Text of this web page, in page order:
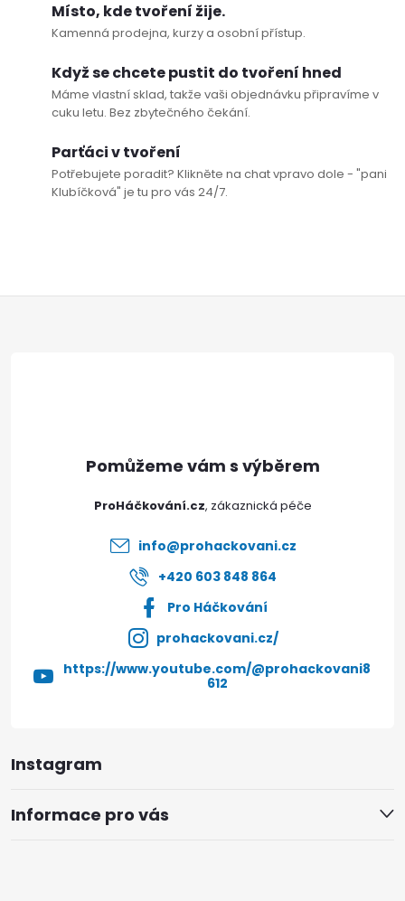
Místo, kde tvoření žije.
Kamenná prodejna, kurzy a osobní přístup.
Když se chcete pustit do tvoření hned
Máme vlastní sklad, takže vaši objednávku připravíme v
cuku letu. Bez zbytečného čekání.
Parťáci v tvoření
Potřebujete poradit? Klikněte na chat vpravo dole - "pani
Klubíčková" je tu pro vás 24/7.
Instagram
Informace pro vás
ProHáčkování.cz
info@prohackovani.cz
+420 603 848 864
Pro Háčkování
prohackovani.cz/
https://www.youtube.com/@prohackovani8
612